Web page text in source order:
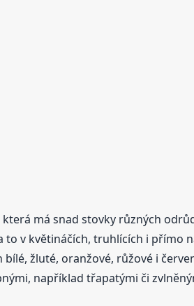
má snad stovky různých
to v květináčích, truhlících i přímo
žluté, oranžové, růžové i
například třapatými či